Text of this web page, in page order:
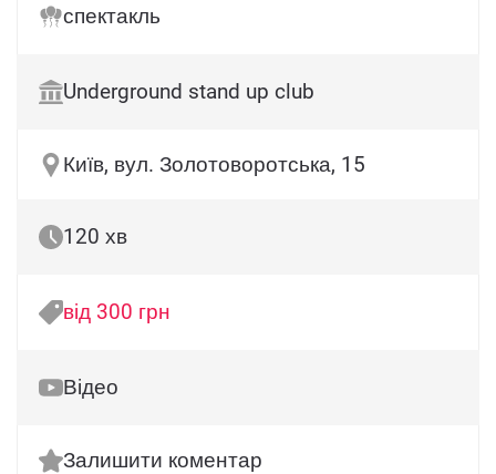
спектакль
Underground stand up club
Київ, вул. Золотоворотська, 15
120 хв
від 300 грн
Відео
Залишити коментар